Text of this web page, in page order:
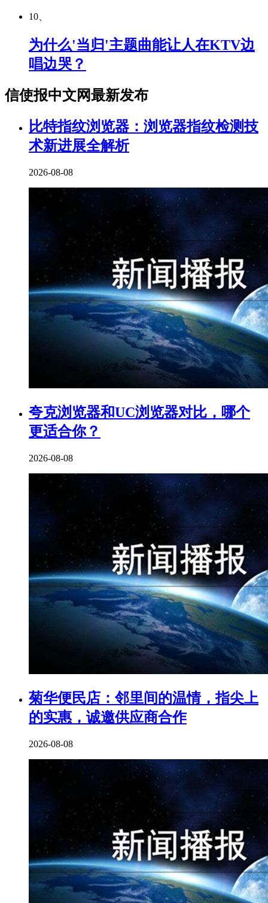
10、
为什么'当归'主题曲能让人在KTV边
唱边哭？
信使报中文网最新发布
比特指纹浏览器：浏览器指纹检测技
术新进展全解析
2026-08-08
夸克浏览器和UC浏览器对比，哪个
更适合你？
2026-08-08
菊华便民店：邻里间的温情，指尖上
的实惠，诚邀供应商合作
2026-08-08